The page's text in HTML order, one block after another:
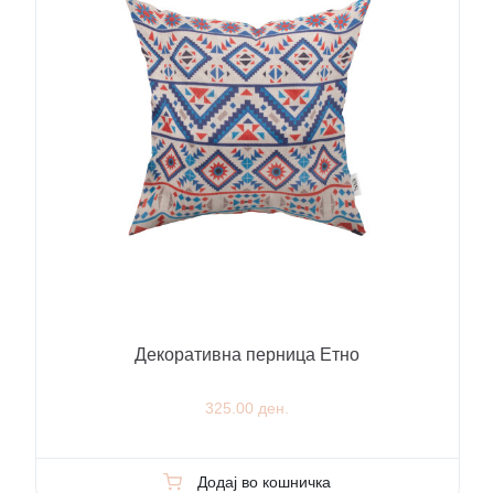
Декоративна перница Етно
325.00 ден.
Додај во кошничка